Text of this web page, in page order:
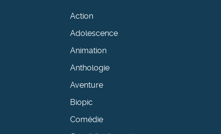
Action
Adolescence
Animation
Anthologie
Aventure
Biopic
Comédie